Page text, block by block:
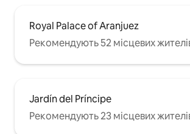
Royal Palace of Aranjuez
Рекомендують 52 місцевих
Jardín del Príncipe
Рекомендують 23 місцевих